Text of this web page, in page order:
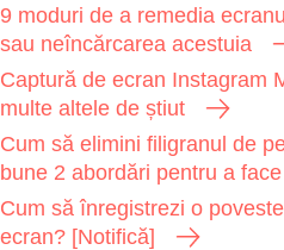
9 moduri de a remedia
sau neîncărcarea acestuia
Captură de ecran Instagram
multe altele de știut
Cum să elimini filigranul de
bune 2 abordări pentru a
Cum să înregistrezi o
ecran? [Notifică]